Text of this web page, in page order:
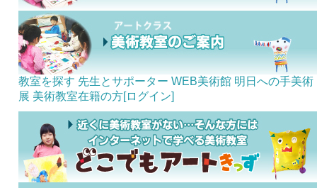
教室を探す 先生とサポーター WEB美術館 明日への手美術
展 美術教室在籍の方[ログイン]